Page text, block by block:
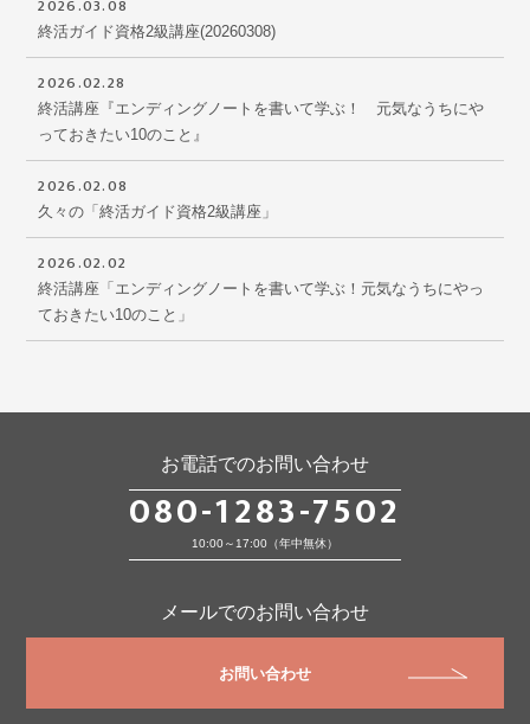
2026.03.08
終活ガイド資格2級講座(20260308)
2026.02.28
終活講座『エンディングノートを書いて学ぶ！ 元気なうちにや
っておきたい10のこと』
2026.02.08
久々の「終活ガイド資格2級講座」
2026.02.02
終活講座「エンディングノートを書いて学ぶ！元気なうちにやっ
ておきたい10のこと」
お電話でのお問い合わせ
080-1283-7502
10:00～17:00（年中無休）
メールでのお問い合わせ
お問い合わせ